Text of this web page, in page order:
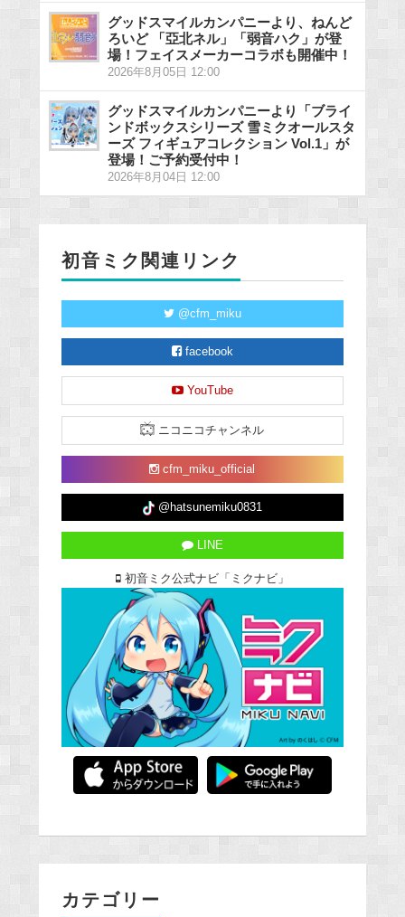
グッドスマイルカンパニーより、ねんど
ろいど 「亞北ネル」「弱音ハク」が登
場！フェイスメーカーコラボも開催中！
2026年8月05日 12:00
グッドスマイルカンパニーより「ブライ
ンドボックスシリーズ 雪ミクオールスタ
ーズ フィギュアコレクション Vol.1」が
登場！ご予約受付中！
2026年8月04日 12:00
初音ミク関連リンク
@cfm_miku
facebook
YouTube
ニコニコチャンネル
cfm_miku_official
@hatsunemiku0831
LINE
初音ミク公式ナビ「ミクナビ」
カテゴリー